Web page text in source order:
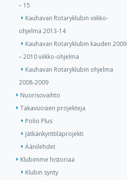
– 15
Kauhavan Rotaryklubin viikko-
ohjelma 2013-14
Kauhavan Rotaryklubin kauden 2009
– 2010 viikko-ohjelma
Kauhavan Rotaryklubin ohjelma
2008-2009
Nuorisovaihto
Takavuosien projekteja
Polio Plus
Jätkänkynttiläprojekti
Äänilehdet
Klubimme historiaa
Klubin synty